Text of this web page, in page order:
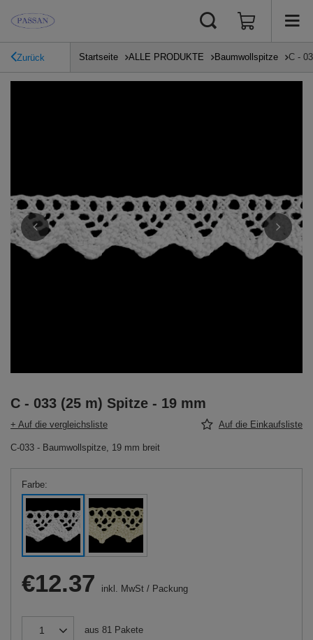
Zurück Startseite ALLE PRODUKTE Baumwollspitze C -
C - 033 (25 m) Spitze - 19 mm
+ Auf die vergleichsliste Auf die Einkaufsliste
C-033 - Baumwollspitze, 19 mm breit
Farbe
€12.37 inkl. MwSt / Packung
aus 81 Pakete